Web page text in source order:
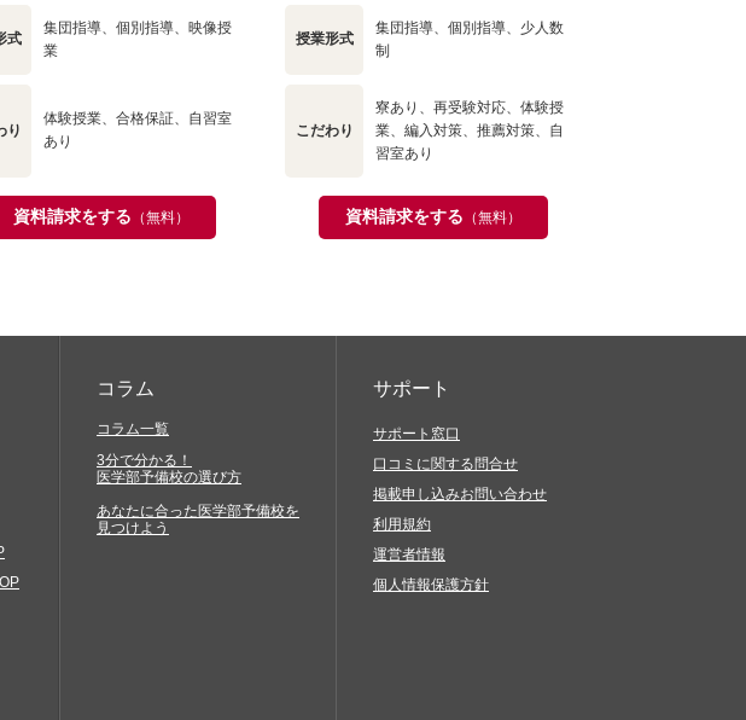
式
集団指導、個別指導、映像授
業
り
体験授業、合格保証、自習室
あり
資料請求をする （無料）
授業形式
集団指導、個別指導、少人数
制
こだわり
寮あり、再受験対応、体験授
業、編入対策、推薦対策、自
習室あり
資料請求をする （無料）
コラム
コラム一覧
3分で分かる！
医学部予備校の選び方
あなたに合った医学部予備校を
見つけよう
サポート
サポート窓口
口コミに関する問合せ
掲載申し込みお問い合わせ
利用規約
運営者情報
個人情報保護方針